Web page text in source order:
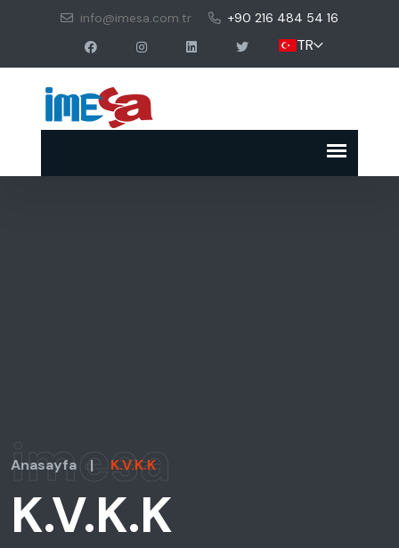
info@imesa.com.tr +90 216 484 54 16
TR
imesa
Anasayfa | K.V.K.K
K.V.K.K